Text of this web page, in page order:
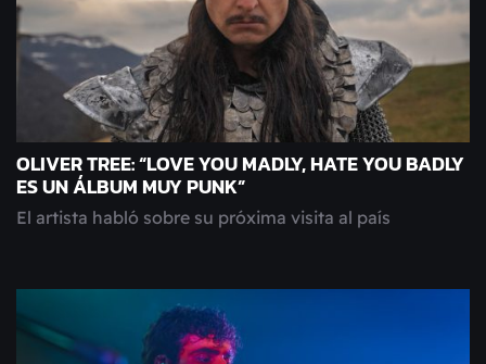
OLIVER TREE: “LOVE YOU MADLY, HATE YOU BADLY
ES UN ÁLBUM MUY PUNK”
El artista habló sobre su próxima visita al país